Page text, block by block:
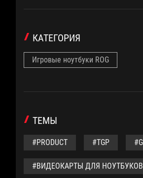
КАТЕГОРИЯ
Игровые ноутбуки ROG
ТЕМЫ
#PRODUCT #TGP
#ВИДЕОКАРТЫ ДЛЯ НОУТБУКОВ